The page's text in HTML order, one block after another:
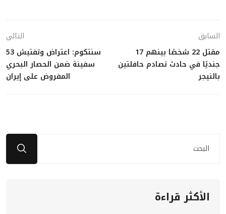
السابق
مقتل 22 شخصًا بينهم 17
جنديًا في حادث تصادم حافلتين
بالنيجر
التالي
سنتكوم: اعتراض وتفتيش 53
سفينة ضمن الحصار البحري
المفروض على إيران
الأكثر قراءة